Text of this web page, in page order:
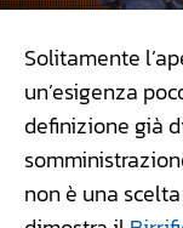
Solitamente
un’esigenza
definizione già
non è una